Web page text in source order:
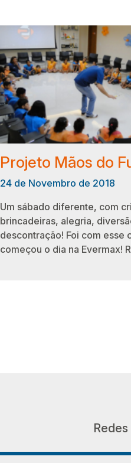
Projeto Mãos do
24 de Novembro de 2018
Um sábado diferente, com
brincadeiras, alegria,
descontração! Foi com esse
começou o dia na Evermax!